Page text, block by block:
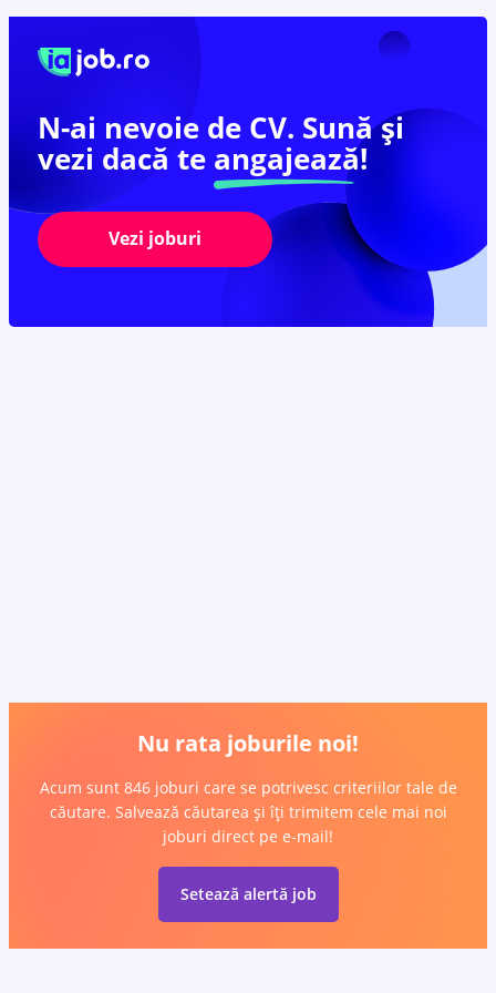
N-ai nevoie de CV. Sună și
vezi dacă te angajează!
Vezi joburi
Nu rata joburile noi!
Acum sunt 846 joburi care se potrivesc criteriilor tale de
căutare. Salvează căutarea și îți trimitem cele mai noi
joburi direct pe e-mail!
Setează alertă job